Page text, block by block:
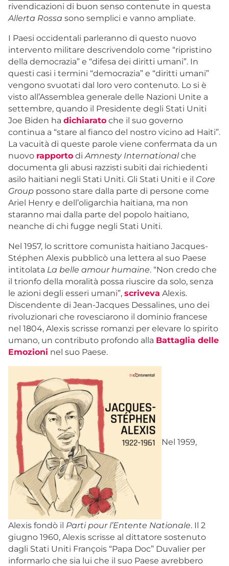
rivendicazioni di buon senso contenute in questa
Allerta Rossa sono semplici e vanno ampliate.
I Paesi occidentali parleranno di questo nuovo
intervento militare descrivendolo come “ripristino
della democrazia” e “difesa dei diritti umani”. In
questi casi i termini “democrazia” e “diritti umani”
vengono svuotati dal loro vero contenuto. Lo si è
visto all’Assemblea generale delle Nazioni Unite a
settembre, quando il Presidente degli Stati Uniti
Joe Biden ha dichiarato che il suo governo
continua a “stare al fianco del nostro vicino ad Haiti”.
La vacuità di queste parole viene confermata da un
nuovo rapporto di Amnesty Internationalche
documenta gli abusi razzisti subiti dai richiedenti
asilo haitiani negli Stati Uniti. Gli Stati Uniti e il Core
Group possono stare dalla parte di persone come
Ariel Henry e dell’oligarchia haitiana, ma non
staranno mai dalla parte del popolo haitiano,
neanche di chi fugge negli Stati Uniti.
Nel 1957, lo scrittore comunista haitiano Jacques-
Stéphen Alexis pubblicò una lettera al suo Paese
intitolata La belle amour humaine. “Non credo che
il trionfo della moralità possa riuscire da solo, senza
le azioni degli esseri umani”, scriveva Alexis.
Discendente di Jean-Jacques Dessalines, uno dei
rivoluzionari che rovesciarono il dominio francese
nel 1804, Alexis scrisse romanzi per elevare lo spirito
umano, un contributo profondo alla Battaglia delle
Emozioni nel suo Paese.
Nel 1959,
Alexis fondò il Parti pour l’Entente Nationale. Il 2
giugno 1960, Alexis scrisse al dittatore sostenuto
dagli Stati Uniti François “Papa Doc” Duvalier per
informarlo che sia lui che il suo Paese avrebbero